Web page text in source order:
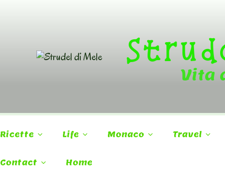
Vita
Ricette Life Monaco Travel
Contact Home